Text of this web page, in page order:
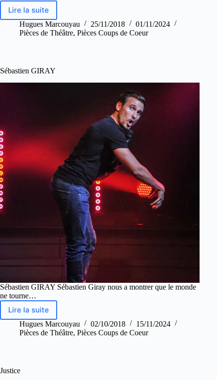
Lire la suite
Hugues Marcouyau 25/11/2018
01/11/2024
Pièces de Théâtre, Pièces Coups de Coeur
Sébastien GIRAY
Sébastien GIRAY Sébastien Giray nous a montrer que le monde
ne tourne…
Lire la suite
Hugues Marcouyau 02/10/2018
15/11/2024
Pièces de Théâtre, Pièces Coups de Coeur
Justice